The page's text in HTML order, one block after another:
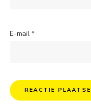
E-mail *